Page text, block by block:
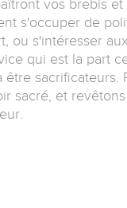
vos brebis
s'occuper de
ou s'intéresser
qui est la part
sacré, et